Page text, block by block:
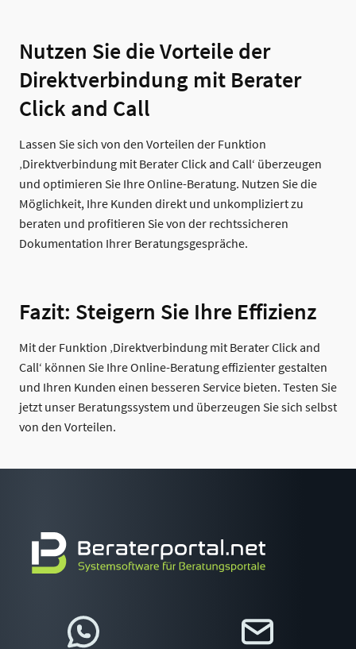
Nutzen Sie die Vorteile der
Direktverbindung mit Berater
Click and Call
Lassen Sie sich von den Vorteilen der Funktion
‚Direktverbindung mit Berater Click and Call‘ überzeugen
und optimieren Sie Ihre Online-Beratung. Nutzen Sie die
Möglichkeit, Ihre Kunden direkt und unkompliziert zu
beraten und profitieren Sie von der rechtssicheren
Dokumentation Ihrer Beratungsgespräche.
Fazit: Steigern Sie Ihre Effizienz
Mit der Funktion ‚Direktverbindung mit Berater Click and
Call‘ können Sie Ihre Online-Beratung effizienter gestalten
und Ihren Kunden einen besseren Service bieten. Testen Sie
jetzt unser Beratungssystem und überzeugen Sie sich selbst
von den Vorteilen.